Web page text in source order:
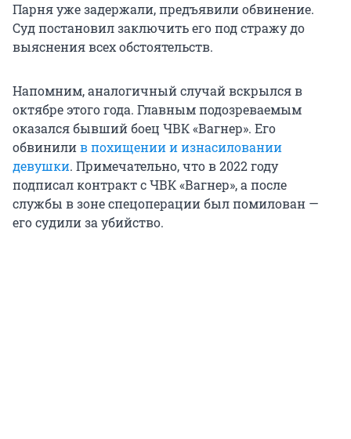
Парня уже задержали, предъявили обвинение.
Суд постановил заключить его под стражу до
выяснения всех обстоятельств.
Напомним, аналогичный случай вскрылся в
октябре этого года. Главным подозреваемым
оказался бывший боец ЧВК «Вагнер». Его
обвинилив похищении и изнасиловании
девушки. Примечательно, что в 2022 году
подписал контракт с ЧВК «Вагнер», а после
службы в зоне спецоперации был помилован —
его судили за убийство.